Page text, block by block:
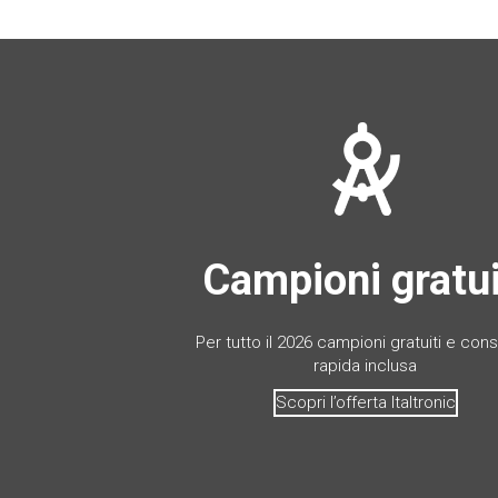
Campioni
Per tutto il 2026 campioni gratuiti e
rapida inclusa
Scopri l’offerta Italtronic